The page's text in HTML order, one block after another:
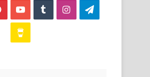
PinterestYouTubeTumblrInstagramTelegram